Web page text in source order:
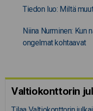
Tiedon luo: Miltä
Niina Nurminen: Kun
ongelmat kohtaavat
Valtiokonttorin